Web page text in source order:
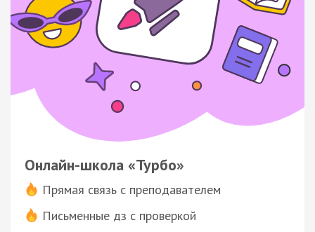
Онлайн-школа «Турбо»
Прямая связь с преподавателем
Письменные дз с проверкой